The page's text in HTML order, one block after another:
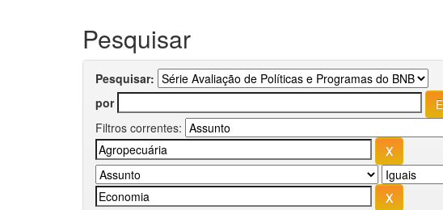
Pesquisar
Pesquisar:
por
Filtros correntes: